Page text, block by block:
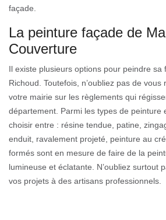
façade.
La peinture façade de
Couverture
Il existe plusieurs options pour peindre sa
Richoud. Toutefois, n’oubliez pas de
votre mairie sur les règlements qui
département. Parmi les types de peinture
choisir entre : résine tendue, patine,
enduit, ravalement projeté, peinture au
formés sont en mesure de faire de la
lumineuse et éclatante. N’oubliez surtout
vos projets à des artisans professionnels.